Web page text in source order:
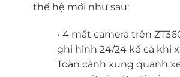
thế hệ mới như sau:
• 4 mắt camera trên
ghi hình 24/24 kể cả khi
Toàn cảnh xung quanh